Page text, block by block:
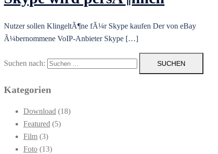
Nutzer sollen KlingeltÃ¶ne fÃ¼r Skype kaufen Der von eBay
Ã¼bernommene VoIP-Anbieter Skype […]
Suchen nach:
Kategorien
Download (18)
Featured (5)
Film (3)
Foto (13)